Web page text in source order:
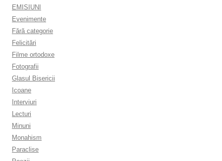
EMISIUNI
Evenimente
Fără categorie
Felicitări
Filme ortodoxe
Fotografii
Glasul Bisericii
Icoane
Interviuri
Lecturi
Minuni
Monahism
Paraclise